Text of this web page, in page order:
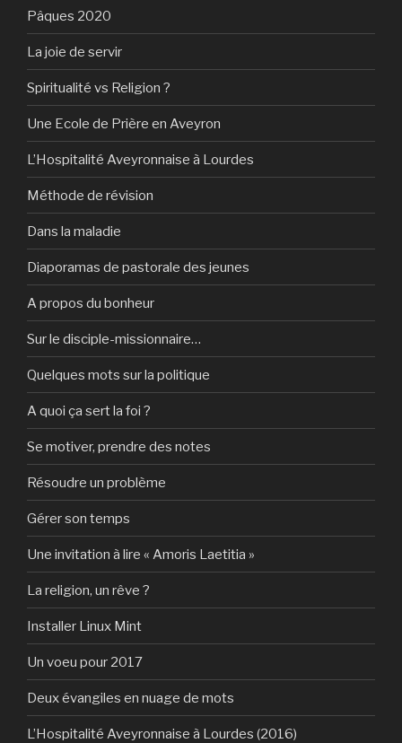
Pâques 2020
La joie de servir
Spiritualité vs Religion ?
Une Ecole de Prière en Aveyron
L’Hospitalité Aveyronnaise à Lourdes
Méthode de révision
Dans la maladie
Diaporamas de pastorale des jeunes
A propos du bonheur
Sur le disciple-missionnaire…
Quelques mots sur la politique
A quoi ça sert la foi ?
Se motiver, prendre des notes
Résoudre un problème
Gérer son temps
Une invitation à lire « Amoris Laetitia »
La religion, un rêve ?
Installer Linux Mint
Un voeu pour 2017
Deux évangiles en nuage de mots
L’Hospitalité Aveyronnaise à Lourdes (2016)